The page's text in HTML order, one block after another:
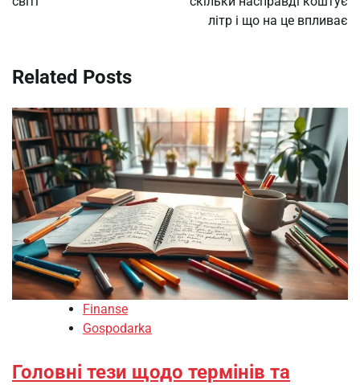
літр і що на це впливає
Related Posts
Finanse
Gospodarka
Головні тези щодо термінів та